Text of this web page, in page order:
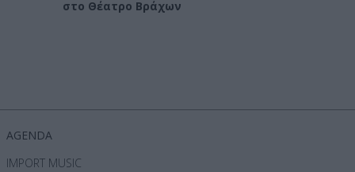
στο Θέατρο Βράχων
AGENDA
IMPORT MUSIC